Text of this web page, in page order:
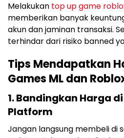
Melakukan top up game
memberikan banyak
akun dan jaminan transaksi.
terhindar dari risiko banned
Tips Mendapatkan
Games ML dan
1. Bandingkan Harga
Platform
Jangan langsung membeli di